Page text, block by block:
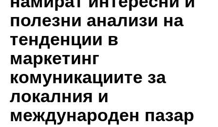
полезни анализи на
тенденции в
маркетинг
комуникациите за
локалния и
международен пазар